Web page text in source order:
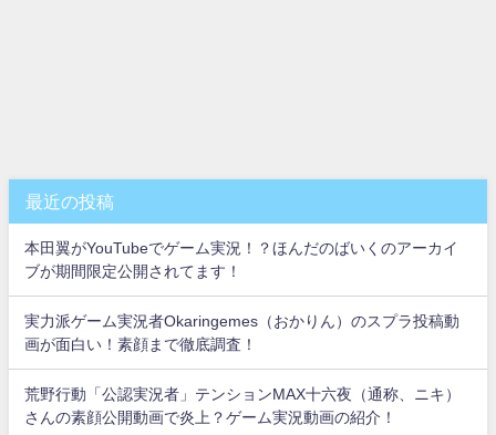
最近の投稿
本田翼がYouTubeでゲーム実況！？ほんだのばいくのアーカイ
ブが期間限定公開されてます！
実力派ゲーム実況者Okaringemes（おかりん）のスプラ投稿動
画が面白い！素顔まで徹底調査！
荒野行動「公認実況者」テンションMAX十六夜（通称、ニキ）
さんの素顔公開動画で炎上？ゲーム実況動画の紹介！